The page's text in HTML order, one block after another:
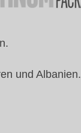
und Albanien.